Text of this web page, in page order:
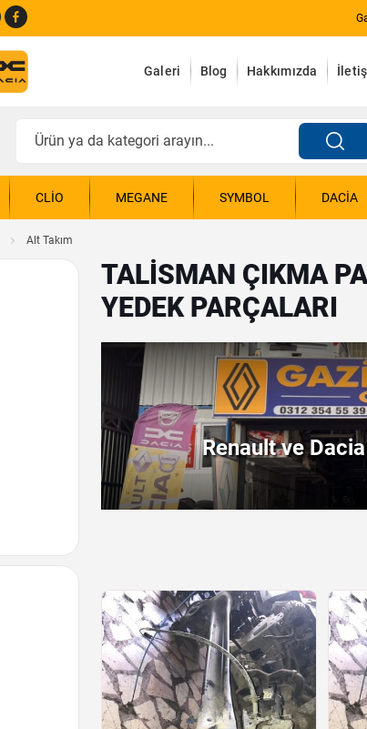
Galeri Blog Hakkımızda
CLIO MEGANE SYMBOL DACIA
Alt Takım
TALISMAN ÇIKMA
YEDEK PARÇALARI
Renault ve